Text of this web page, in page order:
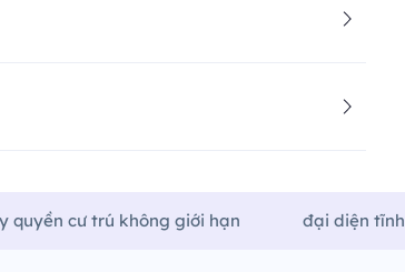
quyền cư trú không giới hạn đại diện tĩnh